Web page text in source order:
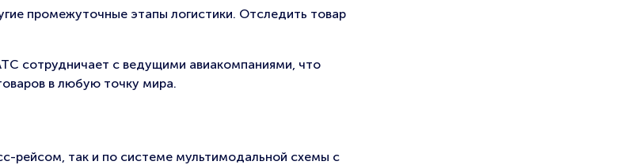
промежуточные этапы логистики. Отследить товар
сотрудничает с ведущими авиакомпаниями, что
в любую точку мира.
рейсом, так и по системе мультимодальной схемы с